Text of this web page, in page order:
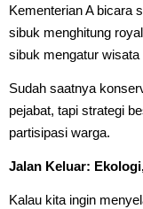
Kementerian A bicara
sibuk menghitung
sibuk mengatur
Sudah saatnya
pejabat, tapi strategi
partisipasi warga.
Jalan Keluar:
Kalau kita ingin